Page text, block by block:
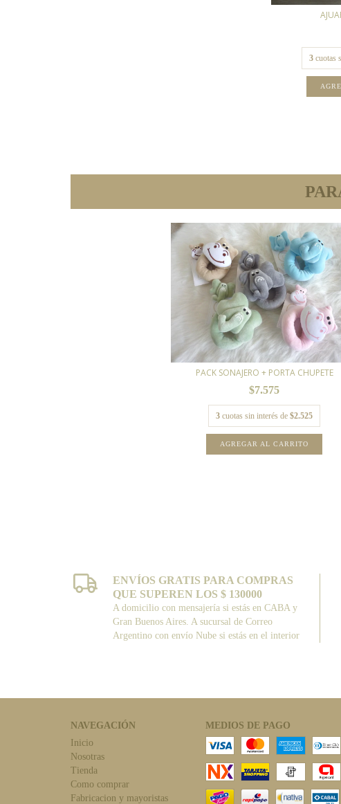
3 cuotas
PACK SONAJERO + PORTA CHUPETE
$7.575
3 cuotas sin interés de $2.525
AGREGAR AL CARRITO
ENVÍOS GRATIS PARA COMPRAS
QUE SUPEREN LOS $ 130000
A domicilio con mensajería si estás en CABA y
Gran Buenos Aires. A sucursal de Correo
Argentino con envío Nube si estás en el interior
NAVEGACIÓN
Inicio
Nosotras
Tienda
Como comprar
Fabricacion y mayoristas
MEDIOS DE PAGO